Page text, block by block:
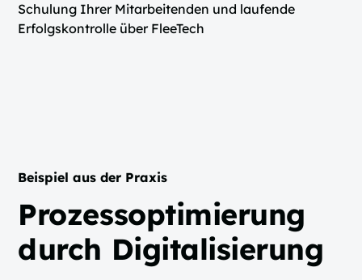
Schulung Ihrer Mitarbeitenden und laufende
Erfolgskontrolle über FleeTech
Beispiel aus der Praxis
Prozessoptimierung
durch Digitalisierung